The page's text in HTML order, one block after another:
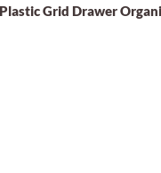
Grid Drawer